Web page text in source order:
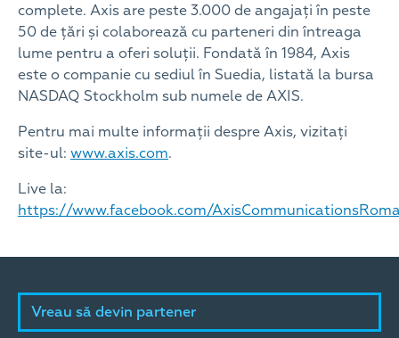
complete. Axis are peste 3.000 de angajați în peste
50 de țări și colaborează cu parteneri din întreaga
lume pentru a oferi soluții. Fondată în 1984, Axis
este o companie cu sediul în Suedia, listată la bursa
NASDAQ Stockholm sub numele de AXIS.
Pentru mai multe informații despre Axis, vizitați
site-ul: www.axis.com.
Live la:
https://www.facebook.com/
Vreau să devin partener